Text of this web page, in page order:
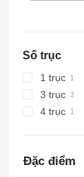
Số trục
1 trục
3 trục
4 trục
Đặc điểm